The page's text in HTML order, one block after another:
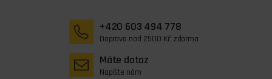
+420 603 494 778
Doprava nad 2500 Kč zdarma
Máte dotaz
Napište nám